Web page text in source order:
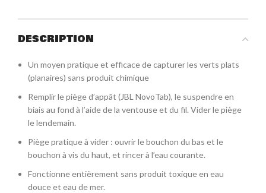
DESCRIPTION
Un moyen pratique et efficace de capturer les verts plats
(planaires) sans produit chimique
Remplir le piège d’appât (JBL NovoTab), le suspendre en
biais au fond à l’aide de la ventouse et du fil. Vider le piège
le lendemain.
Piège pratique à vider : ouvrir le bouchon du bas et le
bouchon à vis du haut, et rincer à l’eau courante.
Fonctionne entièrement sans produit toxique en eau
douce et eau de mer.